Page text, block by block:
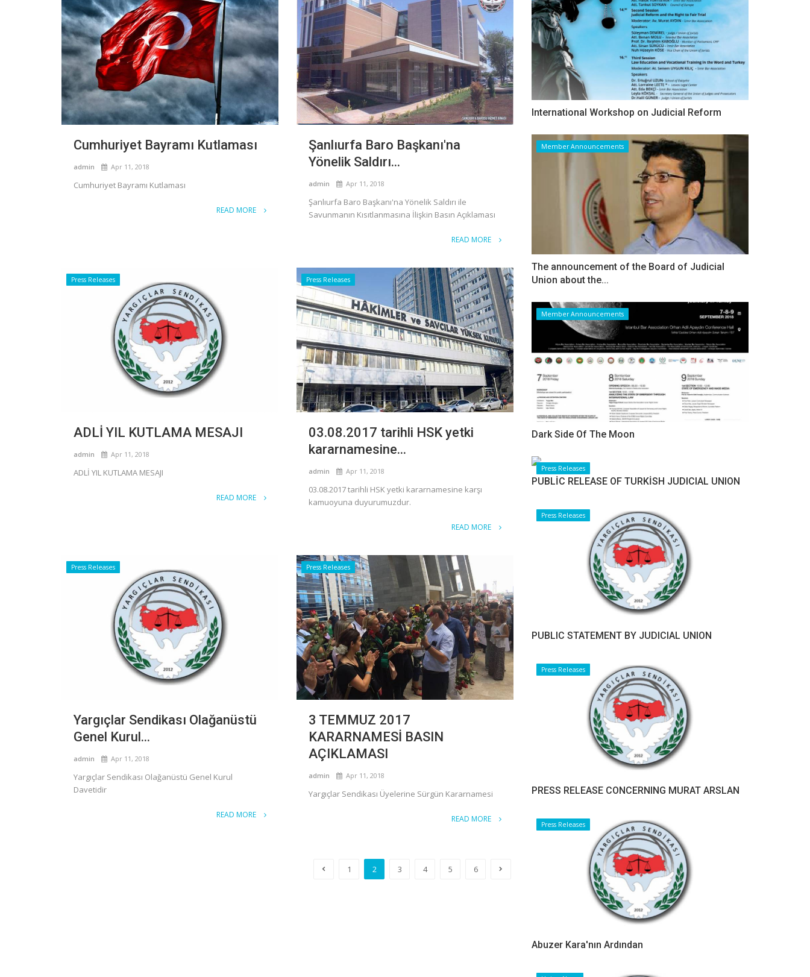
Cumhuriyet Bayramı Kutlaması
admin Apr 11, 2018
Cumhuriyet Bayramı Kutlaması
READ MORE
Şanlıurfa Baro Başkanı'na
Yönelik Saldırı...
admin Apr 11, 2018
Şanlıurfa Baro Başkanı'na Yönelik Saldırı ile
Savunmanın Kısıtlanmasına İlişkin Basın Açıklaması
READ MORE
Press Releases
ADLİ YIL KUTLAMA MESAJI
admin Apr 11, 2018
ADLİ YIL KUTLAMA MESAJI
READ MORE
Press Releases
03.08.2017 tarihli HSK yetki
kararnamesine...
admin Apr 11, 2018
03.08.2017 tarihli HSK yetki kararnamesine karşı
kamuoyuna duyurumuzdur.
READ MORE
Press Releases
Yargıçlar Sendikası Olağanüstü
Genel Kurul...
admin Apr 11, 2018
Yargıçlar Sendikası Olağanüstü Genel Kurul
Davetidir
READ MORE
Press Releases
3 TEMMUZ 2017
KARARNAMESİ BASIN
AÇIKLAMASI
admin Apr 11, 2018
Yargıçlar Sendikası Üyelerine Sürgün Kararnamesi
READ MORE
1 2 3 4 5 6
International Workshop on Judicial Reform
Member Announcements
The announcement of the Board of Judicial
Union about the...
Member Announcements
Dark Side Of The Moon
Press Releases
PUBLİC RELEASE OF TURKİSH JUDICIAL UNION
Press Releases
PUBLIC STATEMENT BY JUDICIAL UNION
Press Releases
PRESS RELEASE CONCERNING MURAT ARSLAN
Press Releases
Abuzer Kara'nın Ardından